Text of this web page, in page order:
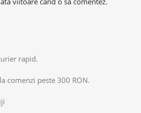
rapid.
comenzi peste 300 RON.